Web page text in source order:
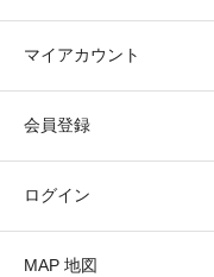
マイアカウント
会員登録
ログイン
MAP 地図